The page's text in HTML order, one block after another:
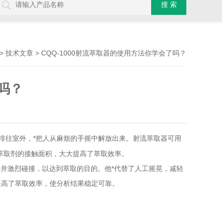
技术文章 > CQQ-1000射流萃取器的使用方法你学会了吗？
？
室外，*把人从麻烦的手摇中解放出来。射流萃取器可用
剂的接触面积，大大提高了萃取效率。
烈碰撞，以达到萃取的目的。他*代替了人工摇晃，减轻
了萃取效率，使分析结果稳定可靠。